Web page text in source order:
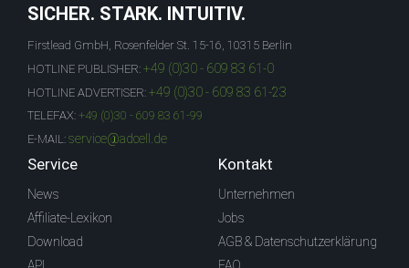
SICHER. STARK. INTUITIV.
Firstlead GmbH, Rosenfelder St. 15-16, 10315 Berlin
HOTLINE PUBLISHER: +49 (0)30 - 609 83 61-0
HOTLINE ADVERTISER: +49 (0)30 - 609 83 61-23
TELEFAX: +49 (0)30 - 609 83 61-99
E-MAIL: service@adcell.de
Service
News
Affiliate-Lexikon
Download
Kontakt
Unternehmen
Jobs
AGB & Datenschutzerklärung